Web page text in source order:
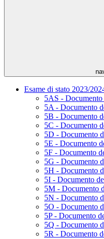
Esame di stato 2023/
5AS -
5A - Documento
5B - Documento
5C - Documento
5D - Documento
5E - Documento
5F - Documento
5G - Documento
5H - Documento
5I - Documento
5M - Documento
5N - Documento
5O - Documento
5P - Documento
5Q - Documento
5R - Documento